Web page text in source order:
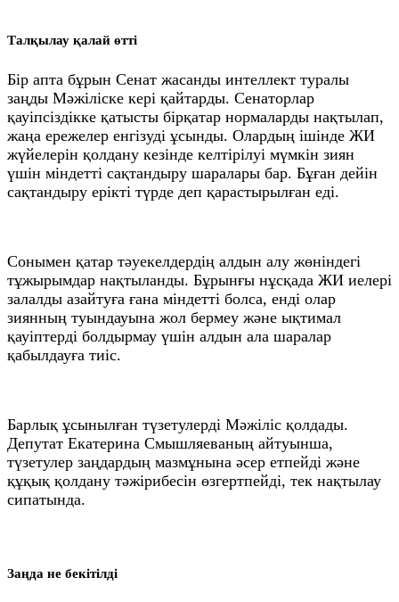
Талқылау қалай өтті
Бір апта бұрын Сенат жасанды интеллект туралы
заңды Мәжіліске кері қайтарды. Сенаторлар
қауіпсіздікке қатысты бірқатар нормаларды нақтылап,
жаңа ережелер енгізуді ұсынды. Олардың ішінде ЖИ
жүйелерін қолдану кезінде келтірілуі мүмкін зиян
үшін міндетті сақтандыру шаралары бар. Бұған дейін
сақтандыру ерікті түрде деп қарастырылған еді.
Сонымен қатар тәуекелдердің алдын алу жөніндегі
тұжырымдар нақтыланды. Бұрынғы нұсқада ЖИ иелері
залалды азайтуға ғана міндетті болса, енді олар
зиянның туындауына жол бермеу және ықтимал
қауіптерді болдырмау үшін алдын ала шаралар
қабылдауға тиіс.
Барлық ұсынылған түзетулерді Мәжіліс қолдады.
Депутат Екатерина Смышляеваның айтуынша,
түзетулер заңдардың мазмұнына әсер етпейді және
құқық қолдану тәжірибесін өзгертпейді, тек нақтылау
сипатында.
Заңда не бекітілді